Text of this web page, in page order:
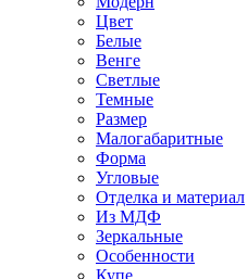
Цвет
Белые
Венге
Светлые
Темные
Размер
Малогабаритные
Форма
Угловые
Отделка и материал
Из МДФ
Зеркальные
Особенности
Купе